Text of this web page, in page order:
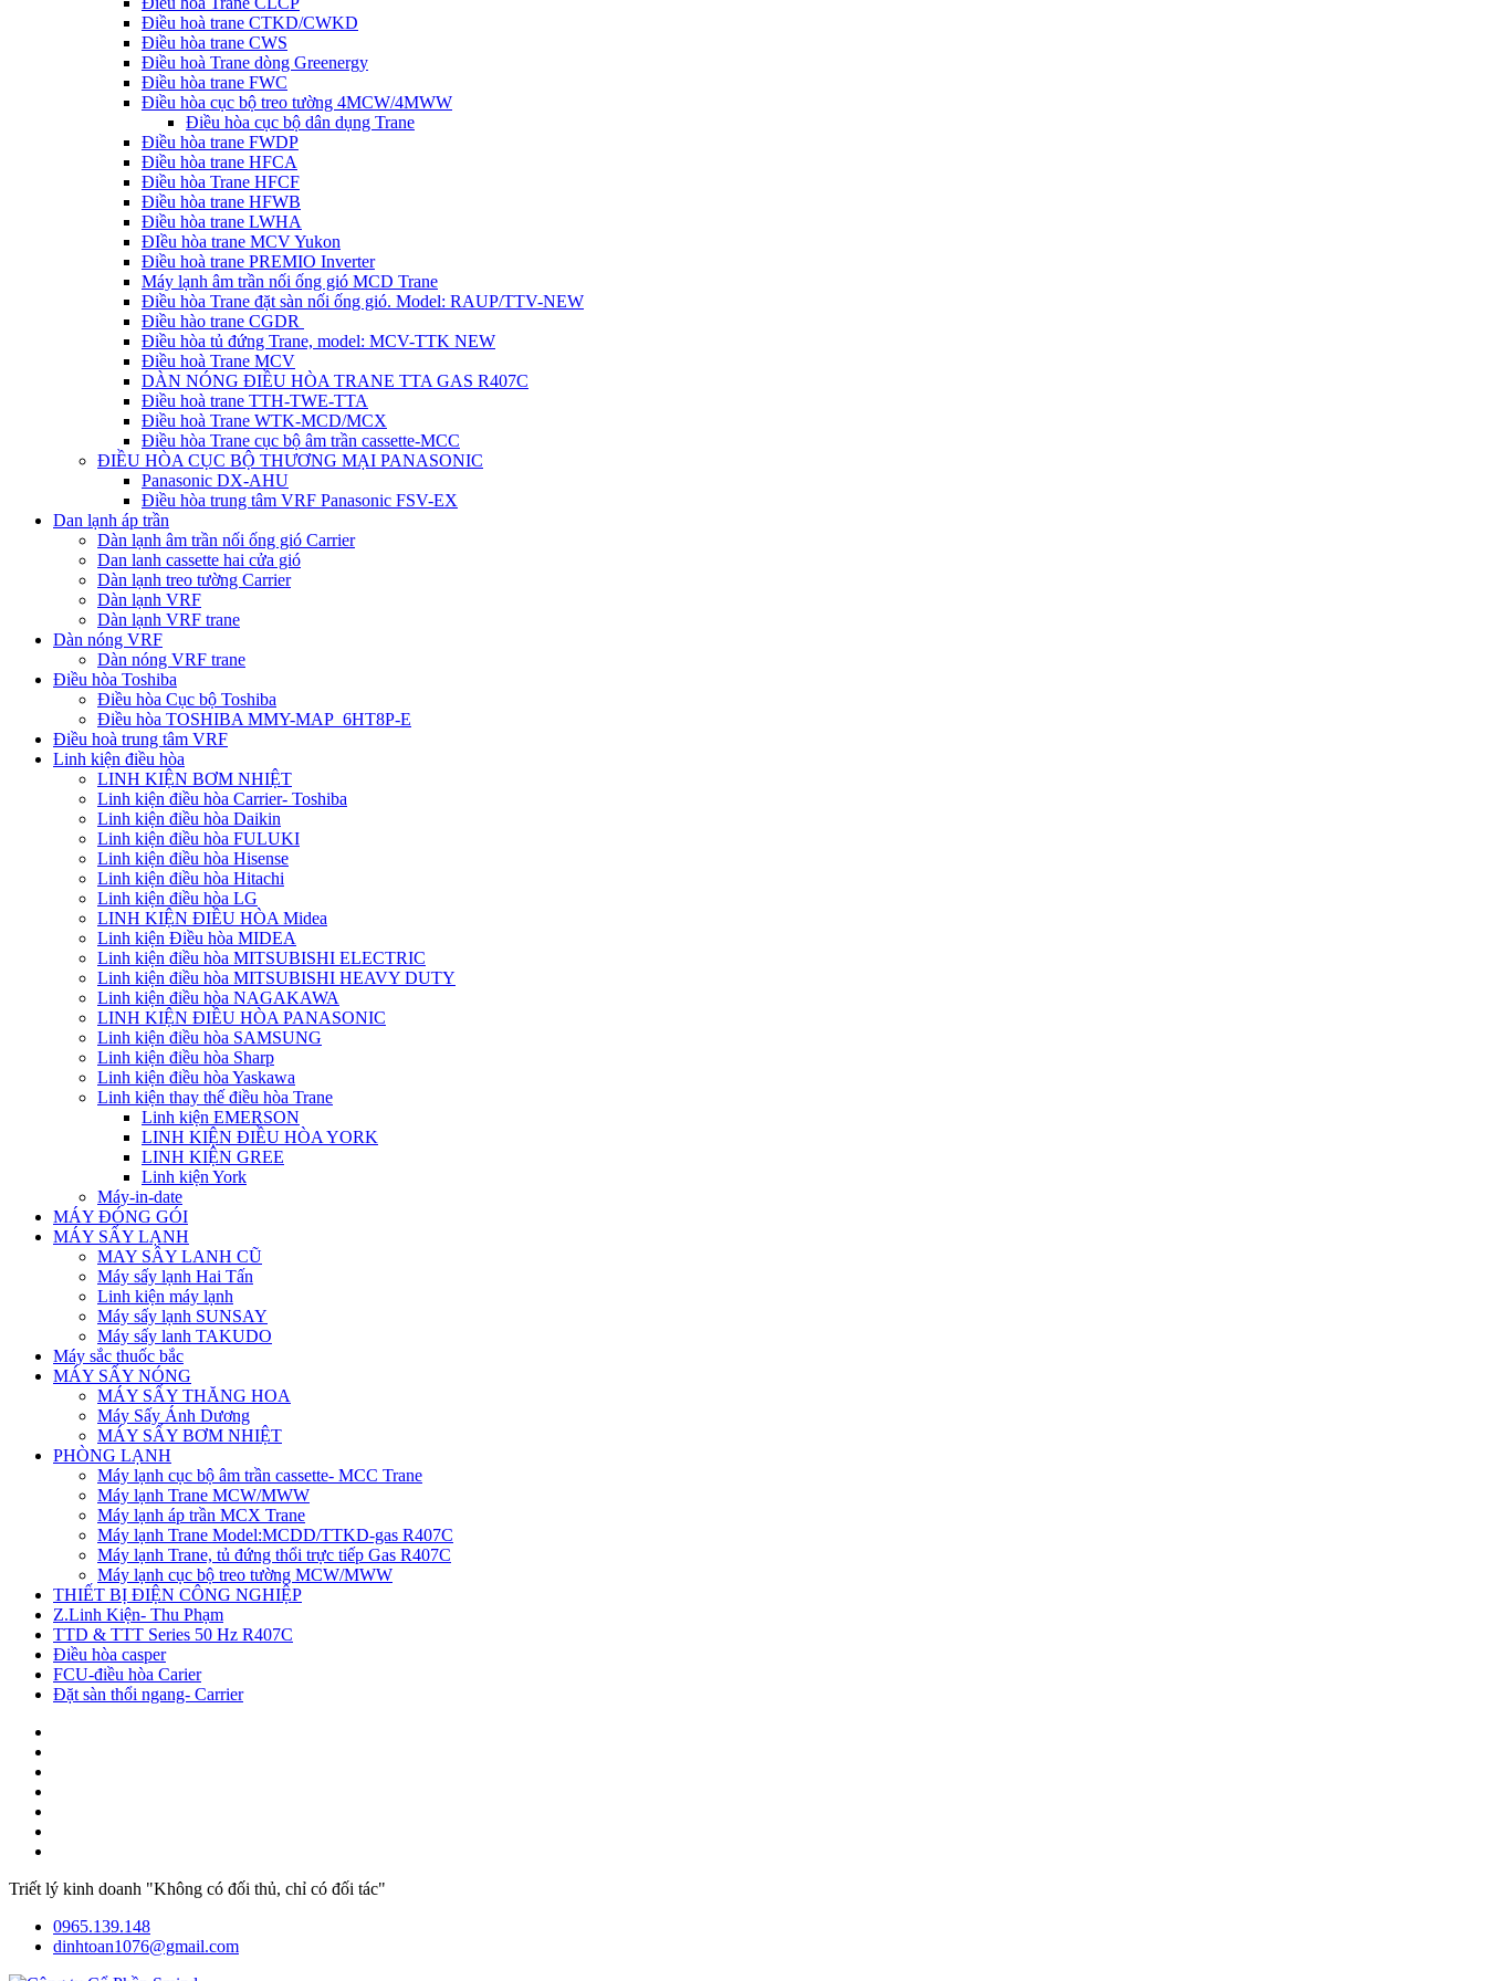
Điều hoà trane CTKD/CWKD
Điều hòa trane CWS
Điều hoà Trane dòng Greenergy
Điều hòa trane FWC
Điều hòa cục bộ treo tường 4MCW/4MWW
Điều hòa cục bộ dân dụng Trane
Điều hòa trane FWDP
Điều hòa trane HFCA
Điều hòa Trane HFCF
Điều hòa trane HFWB
Điều hòa trane LWHA
ĐIều hòa trane MCV Yukon
Điều hoà trane PREMIO Inverter
Máy lạnh âm trần nối ống gió MCD Trane
Điều hòa Trane đặt sàn nối ống gió. Model: RAUP/TTV-NEW
Điều hào trane CGDR
Điều hòa tủ đứng Trane, model: MCV-TTK NEW
Điều hoà Trane MCV
DÀN NÓNG ĐIỀU HÒA TRANE TTA GAS R407C
Điều hoà trane TTH-TWE-TTA
Điều hoà Trane WTK-MCD/MCX
Điều hòa Trane cục bộ âm trần cassette-MCC
ĐIỀU HÒA CỤC BỘ THƯƠNG MẠI PANASONIC
Panasonic DX-AHU
Điều hòa trung tâm VRF Panasonic FSV-EX
Dan lạnh áp trần
Dàn lạnh âm trần nối ống gió Carrier
Dan lanh cassette hai cửa gió
Dàn lạnh treo tường Carrier
Dàn lạnh VRF
Dàn lạnh VRF trane
Dàn nóng VRF
Dàn nóng VRF trane
Điều hòa Toshiba
Điều hòa Cục bộ Toshiba
Điều hòa TOSHIBA MMY-MAP_6HT8P-E
Điều hoà trung tâm VRF
Linh kiện điều hòa
LINH KIỆN BƠM NHIỆT
Linh kiện điều hòa Carrier- Toshiba
Linh kiện điều hòa Daikin
Linh kiện điều hòa FULUKI
Linh kiện điều hòa Hisense
Linh kiện điều hòa Hitachi
Linh kiện điều hòa LG
LINH KIỆN ĐIỀU HÒA Midea
Linh kiện Điều hòa MIDEA
Linh kiện điều hòa MITSUBISHI ELECTRIC
Linh kiện điều hòa MITSUBISHI HEAVY DUTY
Linh kiện điều hòa NAGAKAWA
LINH KIỆN ĐIỀU HÒA PANASONIC
Linh kiện điều hòa SAMSUNG
Linh kiện điều hòa Sharp
Linh kiện điều hòa Yaskawa
Linh kiện thay thế điều hòa Trane
Linh kiện EMERSON
LINH KIỆN ĐIỀU HÒA YORK
LINH KIỆN GREE
Linh kiện York
Máy-in-date
MÁY ĐÓNG GÓI
MÁY SẤY LẠNH
MAY SÂY LANH CŨ
Máy sấy lạnh Hai Tấn
Linh kiện máy lạnh
Máy sấy lạnh SUNSAY
Máy sấy lanh TAKUDO
Máy sắc thuốc bắc
MÁY SẤY NÓNG
MÁY SẤY THĂNG HOA
Máy Sấy Ánh Dương
MÁY SẤY BƠM NHIỆT
PHÒNG LẠNH
Máy lạnh cục bộ âm trần cassette- MCC Trane
Máy lạnh Trane MCW/MWW
Máy lạnh áp trần MCX Trane
Máy lạnh Trane Model:MCDD/TTKD-gas R407C
Máy lạnh Trane, tủ đứng thổi trực tiếp Gas R407C
Máy lạnh cục bộ treo tường MCW/MWW
THIẾT BỊ ĐIỆN CÔNG NGHIỆP
Z.Linh Kiện- Thu Phạm
TTD & TTT Series 50 Hz R407C
Điều hòa casper
FCU-điều hòa Carier
Đặt sàn thổi ngang- Carrier
Triết lý kinh doanh "Không có đối thủ, chỉ có đối tác"
0965.139.148
dinhtoan1076@gmail.com